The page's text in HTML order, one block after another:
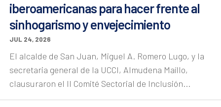
iberoamericanas para hacer frente al
sinhogarismo y envejecimiento
JUL 24, 2026
El alcalde de San Juan, Miguel A. Romero Lugo, y la
secretaria general de la UCCI, Almudena Maíllo,
clausuraron el II Comité Sectorial de Inclusión...